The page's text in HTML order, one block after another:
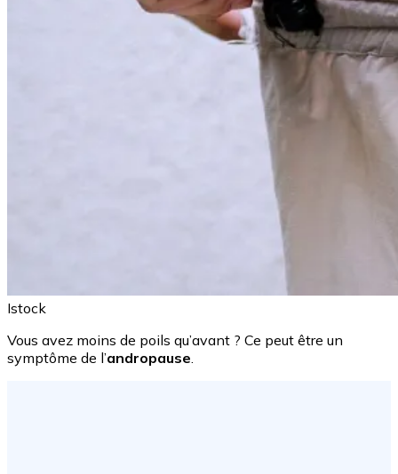
Istock
Vous avez moins de poils qu’avant ? Ce peut être un
symptôme de l’andropause.